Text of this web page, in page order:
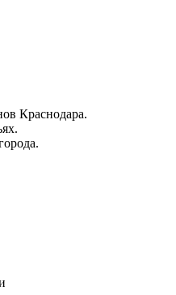
Краснодара.